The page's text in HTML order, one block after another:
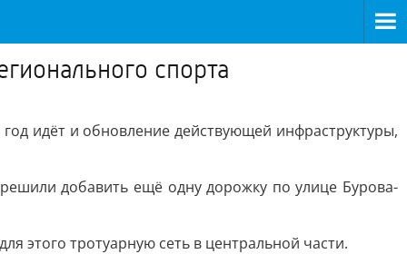
спорта
идёт и обновление действующей инфраструктуры,
добавить ещё одну дорожку по улице Бурова-
этого тротуарную сеть в центральной части.